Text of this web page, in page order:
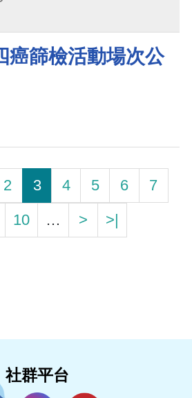
癌篩檢活動場次公
2 3 4 5 6
7
10 … > >|
社群平台